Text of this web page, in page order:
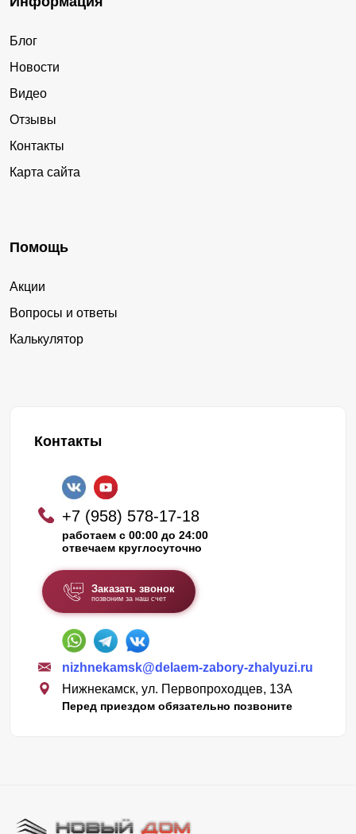
Блог
Новости
Видео
Отзывы
Контакты
Карта сайта
Помощь
Акции
Вопросы и ответы
Калькулятор
Контакты
+7 (958) 578-17-18
работаем с 00:00 до 24:00
отвечаем круглосуточно
Заказать звонок
позвоним за наш счет
nizhnekamsk@delaem-zabory-zhalyuzi.ru
Нижнекамск, ул. Первопроходцев, 13А
Перед приездом обязательно позвоните